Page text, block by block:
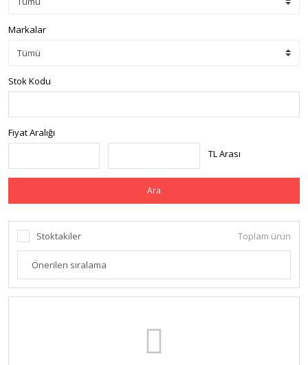
Markalar
Stok Kodu
Fiyat Aralığı
TL Arası
Ara
Stoktakiler Toplam ürün